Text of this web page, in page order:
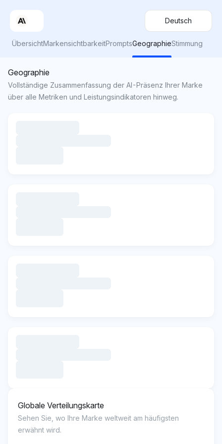
Deutsch
ÜbersichtMarkensichtbarkeitPromptsGeographieStimmung
Geographie
Vollständige Zusammenfassung der AI-Präsenz Ihrer Marke
über alle Metriken und Leistungsindikatoren hinweg.
Globale Verteilungskarte
Sehen Sie, wo Ihre Marke weltweit am häufigsten
erwähnt wird.